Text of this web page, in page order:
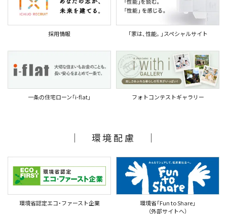
採用情報 ｢家は、性能。｣スペシャルサイト
一条の住宅ローン｢i-flat｣ フォトコンテストギャラリー
｜ 環境配慮 ｜
環境省認定エコ・ファースト企業
環境省｢Fun to Share｣
（外部サイトへ）